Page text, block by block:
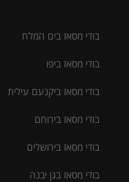
בודי מסאז בים המלח
בודי מסאז ביפו
בודי מסאז ביקנעם עילית
בודי מסאז בירוחם
בודי מסאז בירושלים
בודי מסאז בגן יבנה